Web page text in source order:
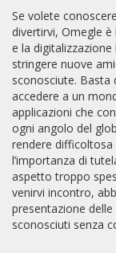
Se volete
divertirvi, Omegle è
e la
stringere nuove
sconosciute. Basta
accedere a un
applicazioni che
ogni angolo del
rendere
l’importanza di
aspetto troppo
venirvi incontro,
presentazione
sconosciuti senza